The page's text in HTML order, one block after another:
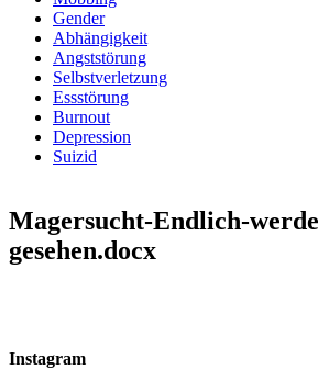
Gender
Abhängigkeit
Angststörung
Selbstverletzung
Essstörung
Burnout
Depression
Suizid
Magersucht-Endlich-
gesehen.docx
Instagram